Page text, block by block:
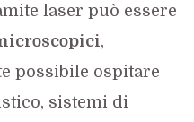
laser può essere
,
possibile ospitare
sistemi di